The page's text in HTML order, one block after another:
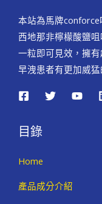
本站為馬牌
西地那非檸檬酸鹽
一粒即可見效，擁
早洩患者有更加威猛
目錄
Home
產品成分介紹